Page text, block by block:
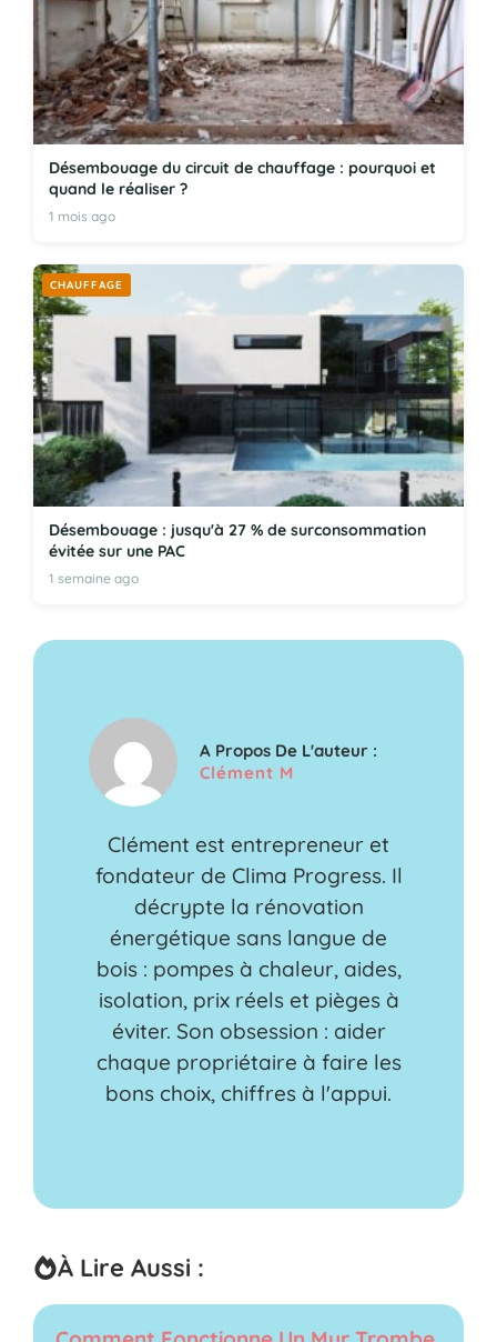
Désembouage du circuit de chauffage : pourquoi et
quand le réaliser ?
1 mois ago
CHAUFFAGE
Désembouage : jusqu'à 27 % de surconsommation
évitée sur une PAC
1 semaine ago
A Propos De L'auteur :
Clément M
Clément est entrepreneur et
fondateur de Clima Progress. Il
décrypte la rénovation
énergétique sans langue de
bois : pompes à chaleur, aides,
isolation, prix réels et pièges à
éviter. Son obsession : aider
chaque propriétaire à faire les
bons choix, chiffres à l'appui.
À Lire Aussi :